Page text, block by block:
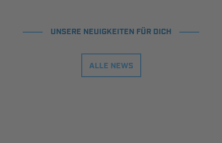
UNSERE NEUIGKEITEN FÜR DICH
ALLE NEWS